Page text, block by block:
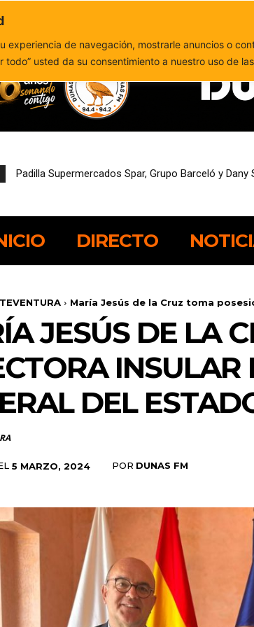
experiencia de navegación, mostrarle anuncios o
todo” usted da su consentimiento a nuestro uso de
Padilla Supermercados Spar, Grupo Barceló y Dany
Pájara reduce un 21,4% el desempleo entre las
DIRECTO
María Jesús de la Cruz toma
JESÚS DE LA
DEL
5 MARZO, 2024 POR DUNAS FM